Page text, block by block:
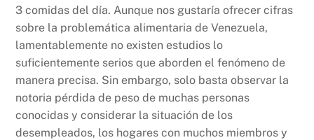
3 comidas del día. Aunque nos gustaría ofrecer cifras
sobre la problemática alimentaria de Venezuela,
lamentablemente no existen estudios lo
suficientemente serios que aborden el fenómeno de
manera precisa. Sin embargo, solo basta observar la
notoria pérdida de peso de muchas personas
conocidas y considerar la situación de los
desempleados, los hogares con muchos miembros y